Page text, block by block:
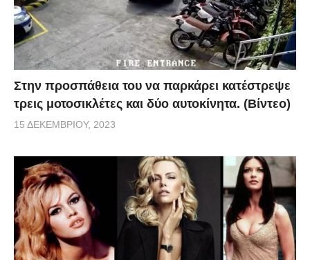
Στην προσπάθεια του να παρκάρει κατέστρεψε
τρεις μοτοσικλέτες και δύο αυτοκίνητα. (Βίντεο)
15 ΔΕΚΕΜΒΡΊΟΥ, 2023